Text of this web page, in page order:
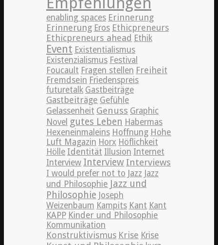
enabling spaces Erinnerung
Erinnerung Eros Ethicpreneurs
Ethicpreneurs ahead Ethik
Event Existentialismus
Existenzialismus Festival
Foucault Fragen stellen Freiheit
Fremdsein Friedenspreis
futuretalk Gastbeiträge
Gastbeiträge Gefühle
Gelassenheit Genuss Graphic
Novel gutes Leben Habermas
Hexeneinmaleins Hoffnung Hohe
Luft Magazin Horx Höflichkeit
Hölle Identität Illusion Internet
Interview Interview Interviews
I would prefer not to Jazz Jazz
und Philosophie Jazz und
Philosophie Joseph
Weizenbaum Kampits Kant Kant
KAPP Kinder und Philosophie
Kommunikation
Konstruktivismus Krise Krise